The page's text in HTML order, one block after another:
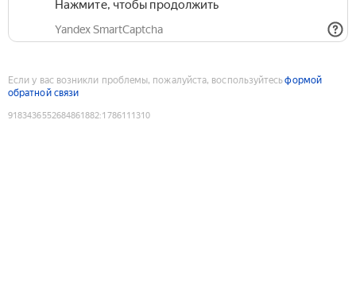
Нажмите, чтобы продолжить
Yandex SmartCaptcha
Если у вас возникли проблемы, пожалуйста, воспользуйтесьформой
обратной связи
9183436552684861882:1786111310